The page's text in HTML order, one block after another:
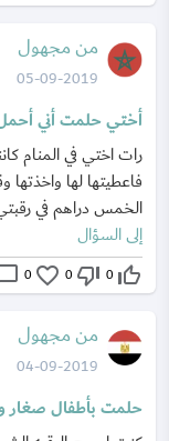
من مجهول
05-09-2019
أختي حلمت أني
فاعطيتها لها
الخمس دراهم في رقبتي
إلى السؤال
thumb_up_off_alt
0
thumb_down_off_alt
0
favorite_border
0
من مجهول
04-09-2019
حلمت بأطفال صغار